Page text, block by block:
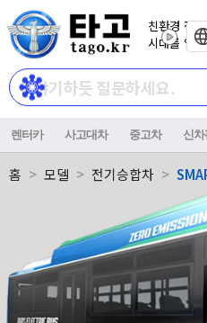
친환경 전
시대를 열어
렌터카 사고대차 중고차 신
홈 모델 전기승합차